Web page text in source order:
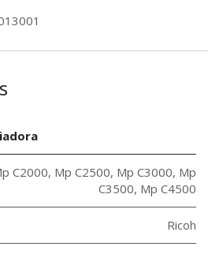
C2000, Mp C2500, Mp C3000, Mp
C3500, Mp C4500
Ricoh